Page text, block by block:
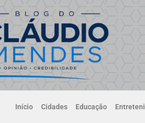
Início Cidades Educação